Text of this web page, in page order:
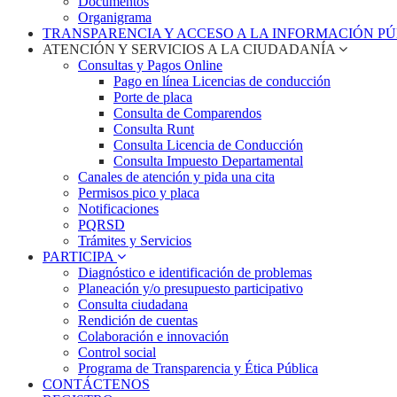
Organigrama
TRANSPARENCIA Y ACCESO A LA INFORMACIÓN
ATENCIÓN Y SERVICIOS A LA CIUDADANÍA
Consultas y Pagos Online
Pago en línea Licencias de conducción
Porte de placa
Consulta de Comparendos
Consulta Runt
Consulta Licencia de Conducción
Consulta Impuesto Departamental
Canales de atención y pida una cita
Permisos pico y placa
Notificaciones
PQRSD
Trámites y Servicios
PARTICIPA
Diagnóstico e identificación de problemas
Planeación y/o presupuesto participativo​
Consulta ciudadana
Rendición de cuentas
Colaboración e innovación
Control social
Programa de Transparencia y Ética Pública
CONTÁCTENOS